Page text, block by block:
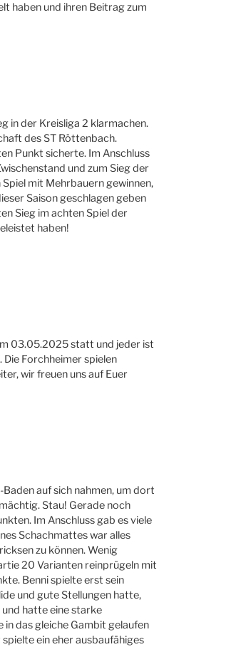
haben und ihren Beitrag zum
in der Kreisliga 2 klarmachen.
des ST Röttenbach.
Punkt sicherte. Im Anschluss
und zum Sieg der
mit Mehrbauern gewinnen,
Saison geschlagen geben
Sieg im achten Spiel der
haben!
03.05.2025 statt und jeder ist
. Die Forchheimer spielen
wir freuen uns auf Euer
Baden auf sich nahmen, um dort
Stau! Gerade noch
Im Anschluss gab es viele
Schachmattes war alles
zu können. Wenig
20 Varianten reinprügeln mit
Benni spielte erst sein
und gute Stellungen hatte,
hatte eine starke
in das gleiche Gambit gelaufen
ein eher ausbaufähiges